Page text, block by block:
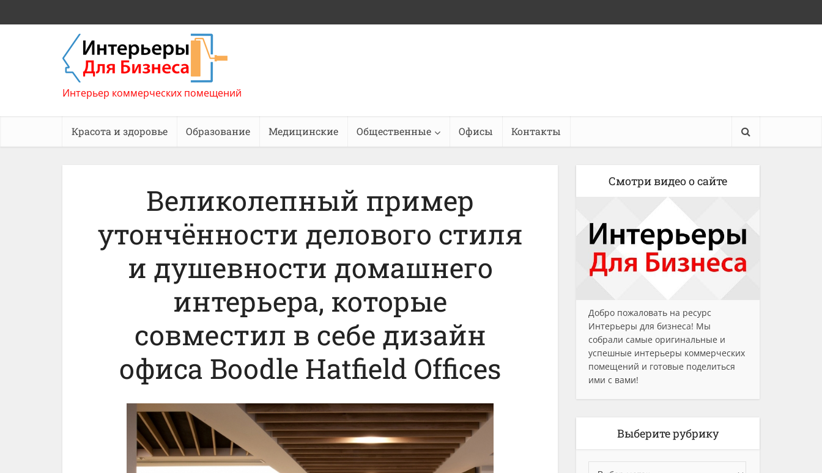
Интерьер коммерческих помещений
Красота и здоровье Образование Медицинские Общественные Офисы Контакты
Великолепный пример
утончённости делового стиля
и душевности домашнего
интерьера, которые
совместил в себе дизайн
офиса Boodle Hatfield Offices
Смотри видео о сайте
Добро пожаловать на ресурс
Интерьеры для бизнеса! Мы
собрали самые оригинальные и
успешные интерьеры коммерческих
помещений и готовые поделиться
ими с вами!
Выберите рубрику